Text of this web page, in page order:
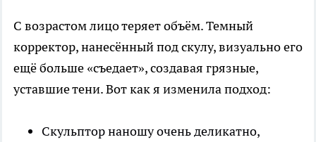
С возрастом лицо теряет объём. Темный
корректор, нанесённый под скулу, визуально его
ещё больше «съедает», создавая грязные,
уставшие тени. Вот как я изменила подход:
Скульптор наношу очень деликатно,